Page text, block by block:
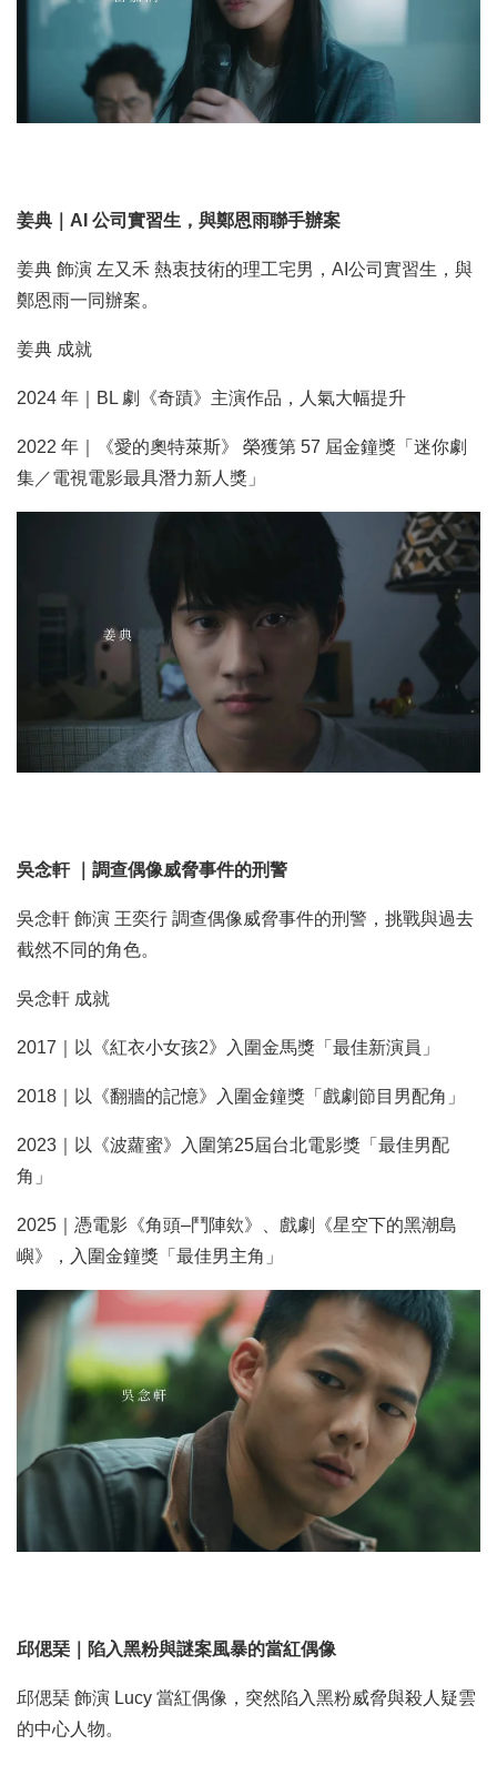
姜典｜AI 公司實習生，與鄭恩雨聯手辦案
姜典 飾演 左又禾 熱衷技術的理工宅男，AI公司實習生，與
鄭恩雨一同辦案。
姜典 成就
2024 年｜BL 劇《奇蹟》主演作品，人氣大幅提升
2022 年｜《愛的奧特萊斯》 榮獲第 57 屆金鐘獎「迷你劇
集／電視電影最具潛力新人獎」
吳念軒 ｜調查偶像威脅事件的刑警
吳念軒 飾演 王奕行 調查偶像威脅事件的刑警，挑戰與過去
截然不同的角色。
吳念軒 成就
2017｜以《紅衣小女孩2》入圍金馬獎「最佳新演員」
2018｜以《翻牆的記憶》入圍金鐘獎「戲劇節目男配角」
2023｜以《波蘿蜜》入圍第25屆台北電影獎「最佳男配
角」
2025｜憑電影《角頭–鬥陣欸》、戲劇《星空下的黑潮島
嶼》，入圍金鐘獎「最佳男主角」
邱偲琹｜陷入黑粉與謎案風暴的當紅偶像
邱偲琹 飾演 Lucy 當紅偶像，突然陷入黑粉威脅與殺人疑雲
的中心人物。